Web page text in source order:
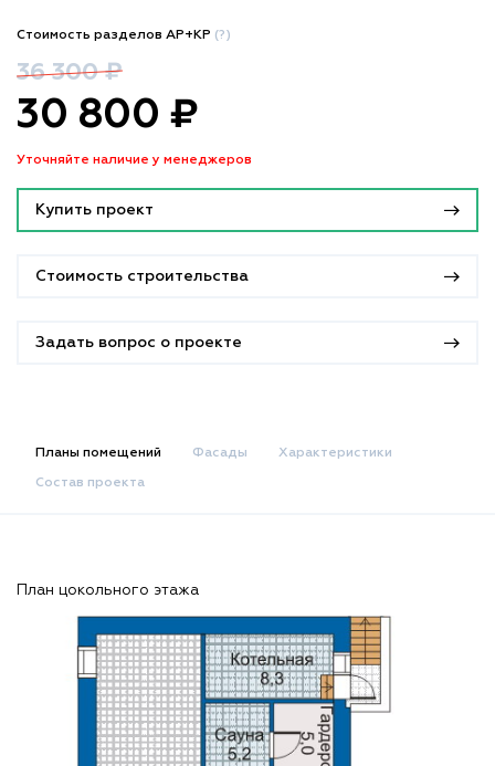
Стоимость разделов АР+КР (?)
36 300 ₽
30 800 ₽
Уточняйте наличие у менеджеров
Купить проект
Стоимость строительства
Задать вопрос о проекте
Планы помещений Фасады Характеристики
Состав проекта
План цокольного этажа